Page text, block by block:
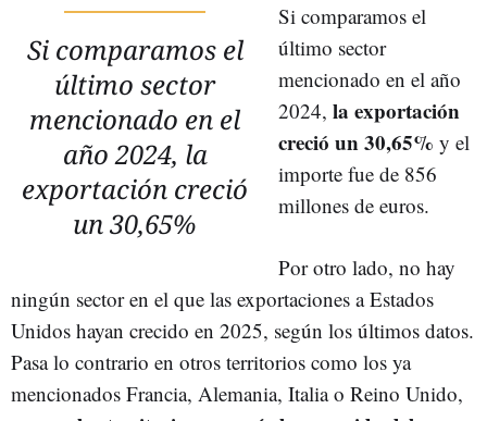
Si comparamos el
último sector
mencionado en el
año 2024, la
exportación creció
un 30,65%
Si comparamos el
último sector
mencionado en el año
2024, la exportación
creció un 30,65% y el
importe fue de 856
millones de euros.
Por otro lado, no hay
ningún sector en el que las exportaciones a Estados
Unidos hayan crecido en 2025, según los últimos datos.
Pasa lo contrario en otros territorios como los ya
mencionados Francia, Alemania, Italia o Reino Unido,